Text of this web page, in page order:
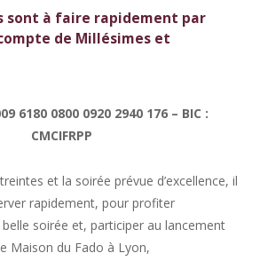
sont à faire rapidement par
de Millésimes et
6180 0800 0920 2940 176 – BIC :
CMCIFRPP
et la soirée prévue d’excellence, il
rapidement, pour profiter
soirée et, participer au lancement
Maison du Fado à Lyon,